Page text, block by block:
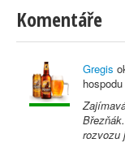
Komentáře
Gregis
rozvozu